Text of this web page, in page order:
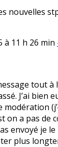
nouvelles
à 11 h 26 min
tout à
J’ai bien
modération
on a pas de
envoyé je
plus